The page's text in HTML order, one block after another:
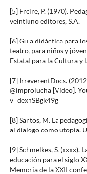
[5] Freire, P. (1970).
veintiuno editores, S.A.
[6] Guía didáctica para
teatro, para niños y
Estatal para la Cultura y
[7] IrreverentDocs.
@improlucha [Vídeo].
v=dexhSBgk49g
[8] Santos, M. La
al dialogo como utopía.
[9] Schmelkes, S. (xxxx).
educación para el siglo
Memoria de la XXII